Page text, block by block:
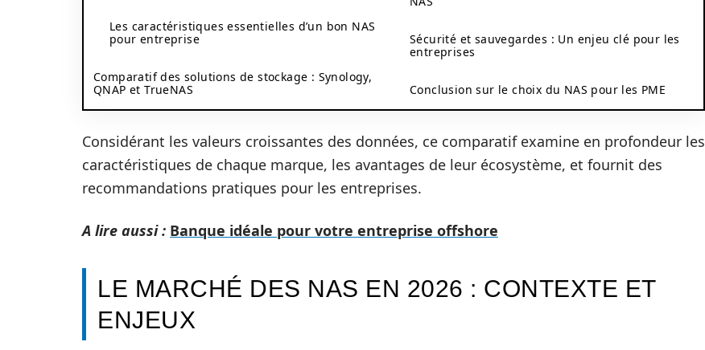
Les caractéristiques essentielles d’un bon NAS
pour entreprise
Comparatif des solutions de stockage : Synology,
QNAP et TrueNAS
Sécurité et sauvegardes : Un enjeu clé pour les
entreprises
Conclusion sur le choix du NAS pour les PME
Considérant les valeurs croissantes des données, ce comparatif examine en profondeur les
caractéristiques de chaque marque, les avantages de leur écosystème, et fournit des
recommandations pratiques pour les entreprises.
A lire aussi : Banque idéale pour votre entreprise offshore
LE MARCHÉ DES NAS EN 2026 : CONTEXTE ET
ENJEUX